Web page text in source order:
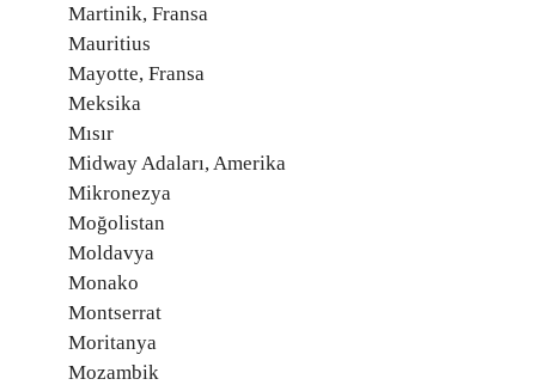
Martinik, Fransa
Mauritius
Mayotte, Fransa
Meksika
Mısır
Midway Adaları, Amerika
Mikronezya
Moğolistan
Moldavya
Monako
Montserrat
Moritanya
Mozambik